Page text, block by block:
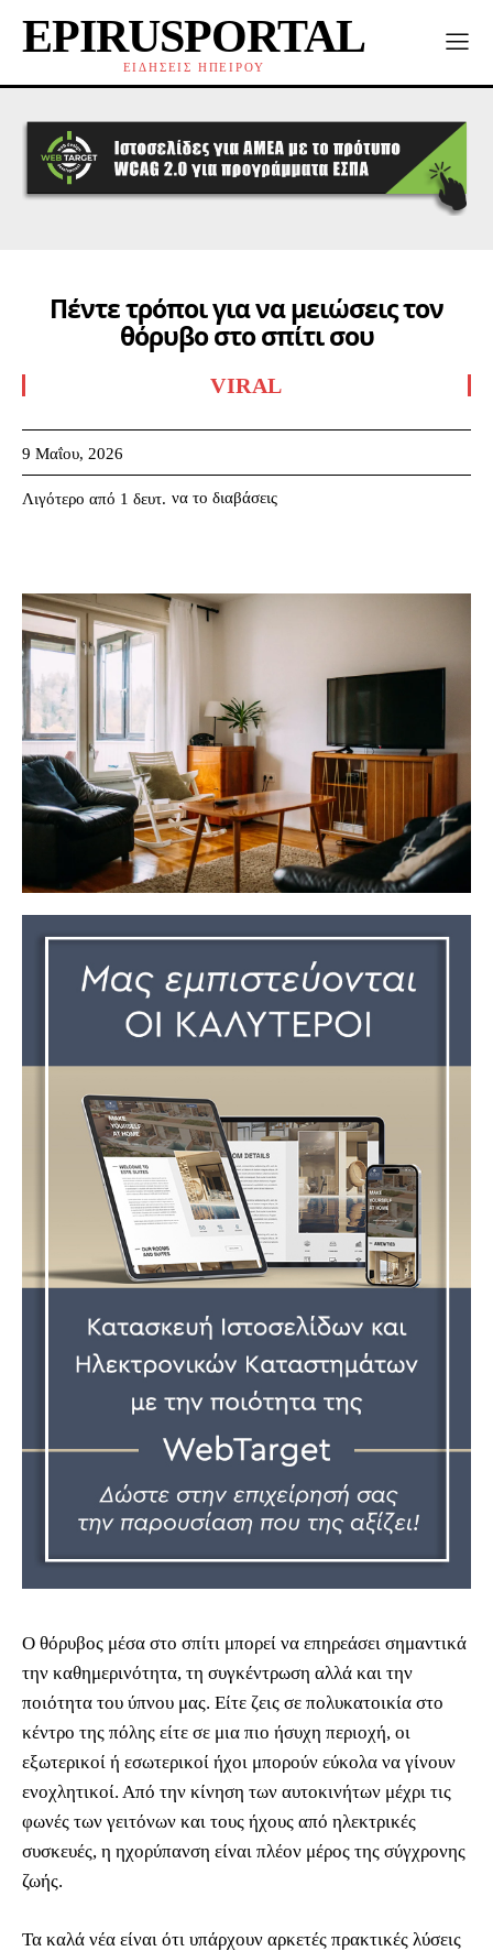
EPIRUSPORTAL
ΕΙΔΗΣΕΙΣ ΗΠΕΙΡΟΥ
Πέντε τρόποι για να μειώσεις τον
θόρυβο στο σπίτι σου
VIRAL
9 Μαΐου, 2026
Λιγότερο από 1 δευτ. να το διαβάσεις
Ο θόρυβος μέσα στο σπίτι μπορεί να επηρεάσει σημαντικά
την καθημερινότητα, τη συγκέντρωση αλλά και την
ποιότητα του ύπνου μας. Είτε ζεις σε πολυκατοικία στο
κέντρο της πόλης είτε σε μια πιο ήσυχη περιοχή, οι
εξωτερικοί ή εσωτερικοί ήχοι μπορούν εύκολα να γίνουν
ενοχλητικοί. Από την κίνηση των αυτοκινήτων μέχρι τις
φωνές των γειτόνων και τους ήχους από ηλεκτρικές
συσκευές, η ηχορύπανση είναι πλέον μέρος της σύγχρονης
ζωής.
Τα καλά νέα είναι ότι υπάρχουν αρκετές πρακτικές λύσεις